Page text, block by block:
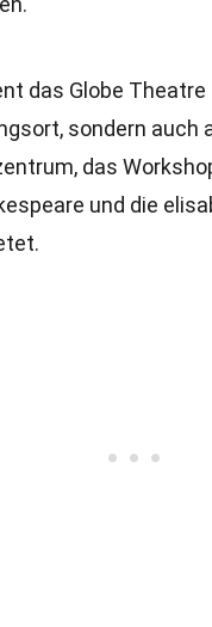
das Globe
sondern auch
das
und die